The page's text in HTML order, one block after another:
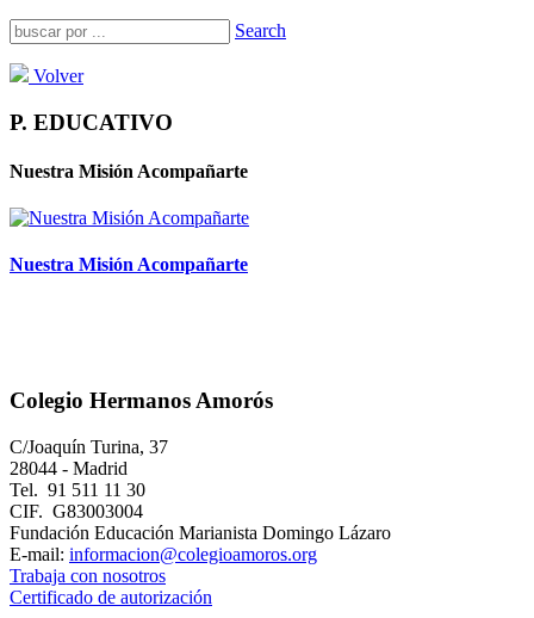
Search
Volver
P. EDUCATIVO
Nuestra Misión Acompañarte
Nuestra Misión Acompañarte
Colegio Hermanos Amorós
C/Joaquín Turina, 37
28044 - Madrid
Tel. 91 511 11 30
CIF. G83003004
Fundación Educación Marianista Domingo Lázaro
E-mail: informacion@colegioamoros.org
Trabaja con nosotros
Certificado de autorización